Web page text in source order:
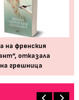
на френския
отказала
грешница